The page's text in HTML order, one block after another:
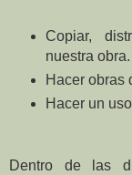
Copiar,
nuestra
Hacer obras
Hacer un
Dentro de las